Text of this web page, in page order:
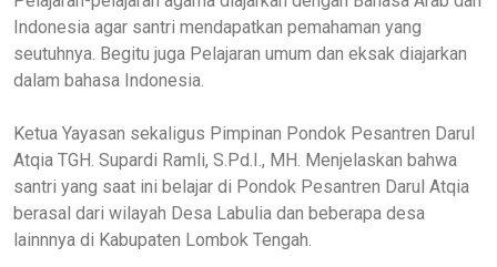
Indonesia agar santri mendapatkan pemahaman yang
seutuhnya. Begitu juga Pelajaran umum dan eksak diajarkan
dalam bahasa Indonesia.
Ketua Yayasan sekaligus Pimpinan Pondok Pesantren Darul
Atqia TGH. Supardi Ramli, S.Pd.I., MH. Menjelaskan bahwa
santri yang saat ini belajar di Pondok Pesantren Darul Atqia
berasal dari wilayah Desa Labulia dan beberapa desa
lainnnya di Kabupaten Lombok Tengah.